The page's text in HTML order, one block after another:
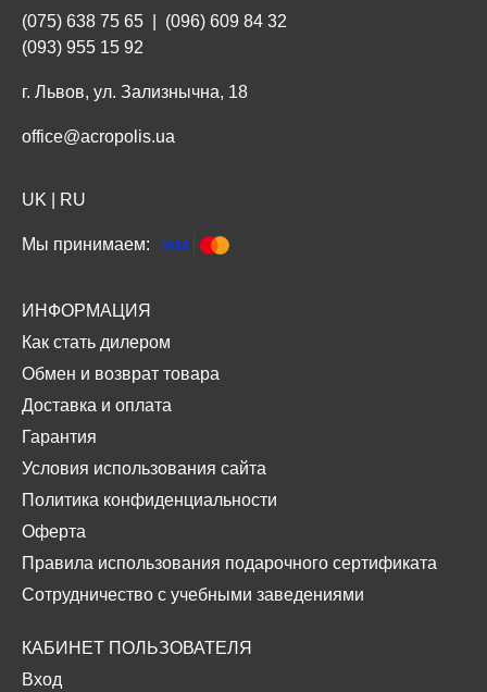
(075) 638 75 65
(096) 609 84 32
(093) 955 15 92
г. Львов, ул. Зализнычна, 18
office@acropolis.ua
UK RU
Мы принимаем:
ИНФОРМАЦИЯ
Как стать дилером
Обмен и возврат товара
Доставка и оплата
Гарантия
Условия использования сайта
Политика конфиденциальности
Оферта
Правила использования подарочного сертификата
Сотрудничество с учебными заведениями
КАБИНЕТ ПОЛЬЗОВАТЕЛЯ
Вход